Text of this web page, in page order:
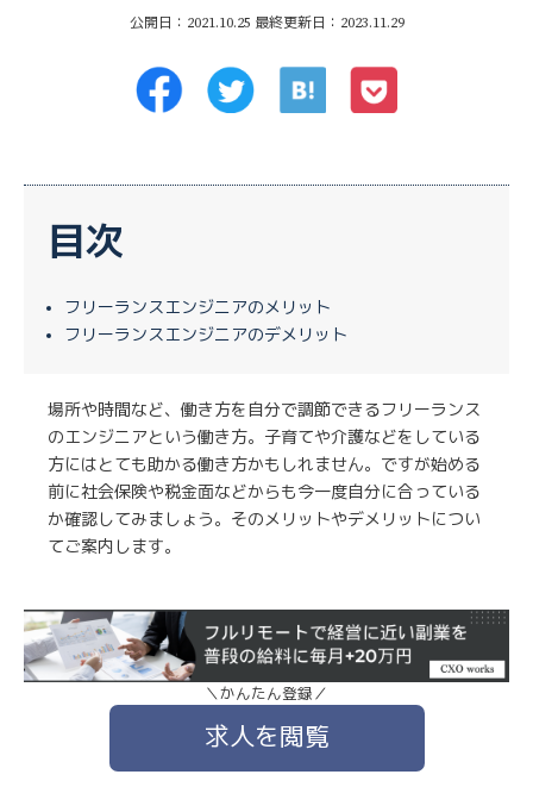
公開日：2021.10.25 最終更新日：2023.11.29
目次
フリーランスエンジニアのメリット
フリーランスエンジニアのデメリット
場所や時間など、働き方を自分で調節できるフリーランス
のエンジニアという働き方。子育てや介護などをしている
方にはとても助かる働き方かもしれません。ですが始める
前に社会保険や税金面などからも今一度自分に合っている
か確認してみましょう。そのメリットやデメリットについ
てご案内します。
＼かんたん登録／
求人を閲覧